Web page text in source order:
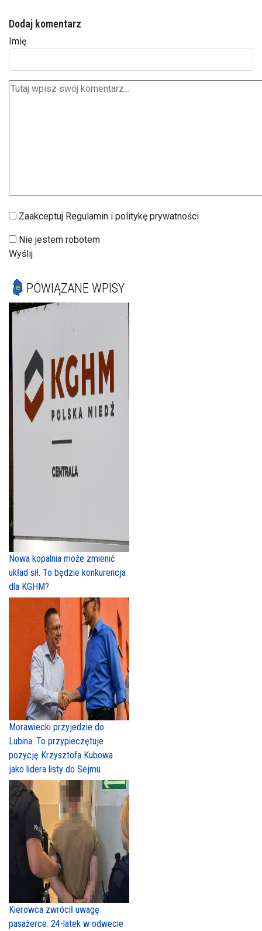
Dodaj komentarz
Imię
Zaakceptuj Regulamin i politykę prywatności
Nie jestem robotem
Wyślij
POWIĄZANE WPISY
Nowa kopalnia może zmienić
układ sił. To będzie konkurencja
dla KGHM?
Morawiecki przyjedzie do
Lubina. To przypieczętuje
pozycję Krzysztofa Kubowa
jako lidera listy do Sejmu
Kierowca zwrócił uwagę
pasażerce. 24-latek w odwecie